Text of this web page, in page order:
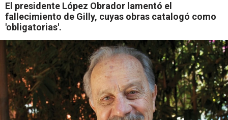
q
e
d
a
El presidente López Obrador lamentó el
fallecimiento de Gilly, cuyas obras catalogó como
'obligatorias'.